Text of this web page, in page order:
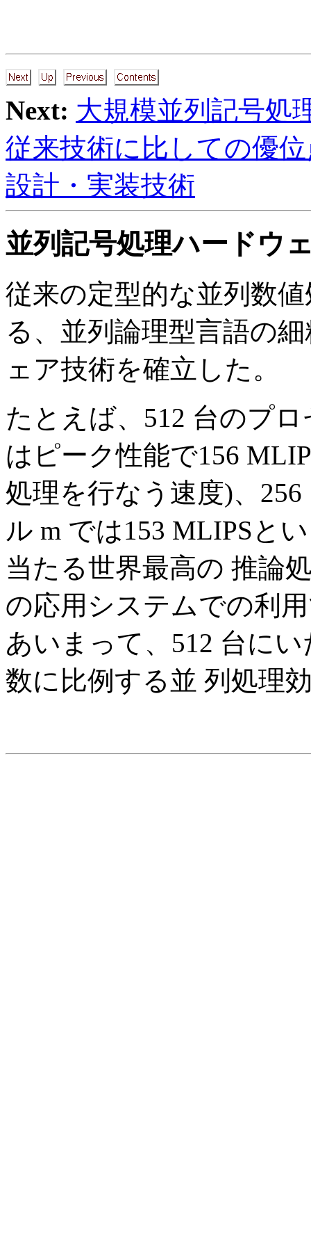
Next: 大規模並列記号処
従来技術に比しての優
設計・実装技術
並列記号処理ハードウ
従来の定型的な並列数
る、並列論理型言語の
ェア技術を確立した。
たとえば、512 台のプ
はピーク性能で156
処理を行なう速度)、
ル m では153 MLIPSと
当たる世界最高の 推論
の応用システムでの利
あいまって、512 台に
数に比例する並 列処理